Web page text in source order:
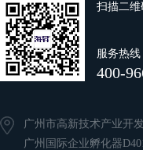
扫描二维
服务热线
400-
广州市高新技术产业开
广州国际企业孵化器